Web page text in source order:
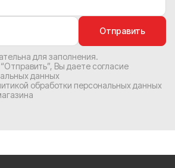
Отправить
для заполнения.
Вы даете согласие
данных
обработки персональных данных